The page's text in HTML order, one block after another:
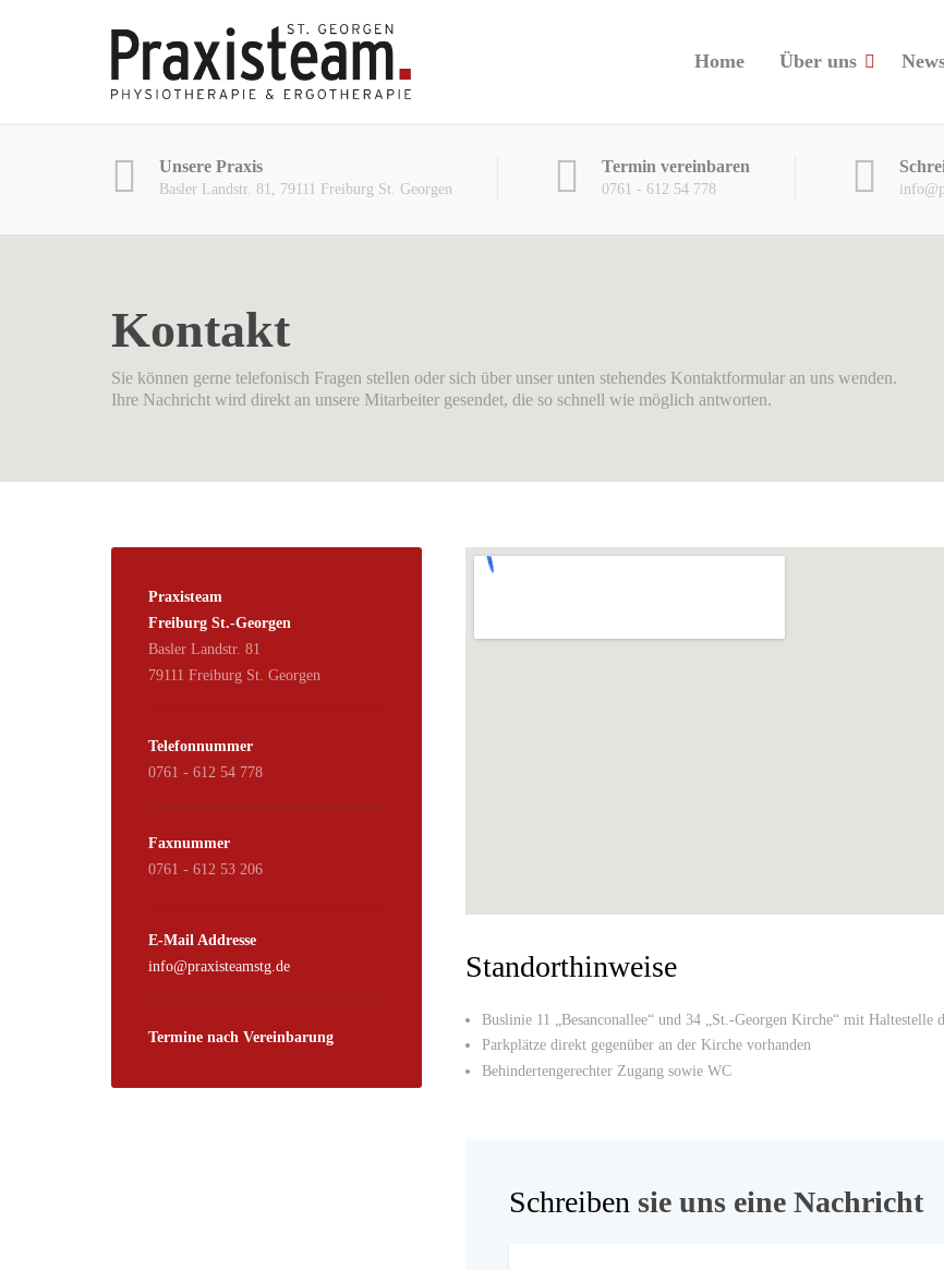
Home Über uns
Unsere Praxis
Basler Landstr. 81, 79111 Freiburg St. Georgen
Termin vereinbaren
0761 - 612 54 778
Kontakt
Sie können gerne telefonisch Fragen stellen oder sich über unser unten stehendes Kontaktformular an uns wenden.
Ihre Nachricht wird direkt an unsere Mitarbeiter gesendet, die so schnell wie möglich antworten.
Praxisteam
Freiburg St.-Georgen
Basler Landstr. 81
79111 Freiburg St. Georgen
Telefonnummer
0761 - 612 54 778
Faxnummer
0761 - 612 53 206
E-Mail Addresse
info@praxisteamstg.de
Termine nach Vereinbarung
Standorthinweise
Buslinie 11 „Besanconallee“ und 34 „St.-Georgen Kirche“ mit Haltestelle
Parkplätze direkt gegenüber an der Kirche vorhanden
Behindertengerechter Zugang sowie WC
Schreiben sie uns eine Nachricht